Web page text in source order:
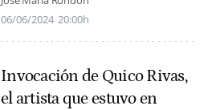
06/06/2024 20:00h
Invocación de Quico Rivas,
el artista que estuvo en